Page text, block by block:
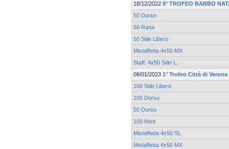
18/12/2022 8° TROFEO BABBO
50 Dorso
50 Rana
50 Stile Libero
Mistaffetta 4x50 MX
Staff. 4x50 Stile L.
08/01/2023 1° Trofeo Città di Verona
100 Stile Libero
100 Dorso
50 Dorso
100 Misti
Mistaffetta 4x50 SL
Mistaffetta 4x50 MX